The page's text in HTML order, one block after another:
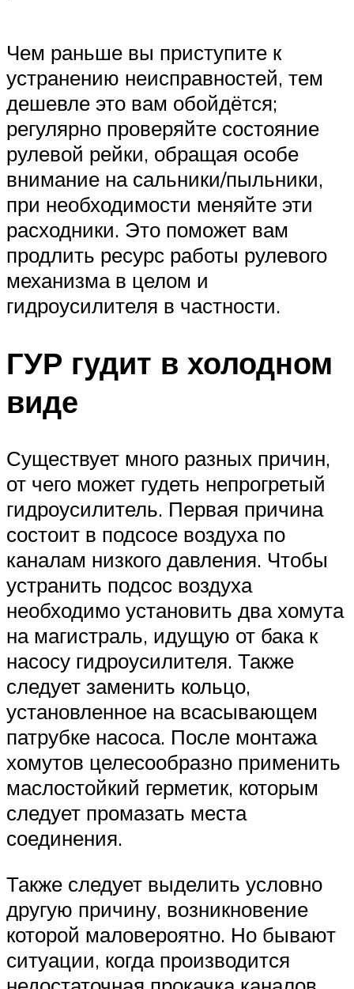
Чем раньше вы приступите к
устранению неисправностей, тем
дешевле это вам обойдётся;
регулярно проверяйте состояние
рулевой рейки, обращая особе
внимание на сальники/пыльники,
при необходимости меняйте эти
расходники. Это поможет вам
продлить ресурс работы рулевого
механизма в целом и
гидроусилителя в частности.
ГУР гудит в холодном
виде
Существует много разных причин,
от чего может гудеть непрогретый
гидроусилитель. Первая причина
состоит в подсосе воздуха по
каналам низкого давления. Чтобы
устранить подсос воздуха
необходимо установить два хомута
на магистраль, идущую от бака к
насосу гидроусилителя. Также
следует заменить кольцо,
установленное на всасывающем
патрубке насоса. После монтажа
хомутов целесообразно применить
маслостойкий герметик, которым
следует промазать места
соединения.
Также следует выделить условно
другую причину, возникновение
которой маловероятно. Но бывают
ситуации, когда производится